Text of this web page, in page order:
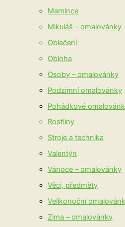
Mamince
Mikuláš – omalovánky
Oblečení
Obloha
Osoby – omalovánky
Podzimní omalovánky
Pohádkové
Rostliny
Stroje a technika
Valentýn
Vánoce – omalovánky
Věci, předměty
Velikonoční
Zima – omalovánky